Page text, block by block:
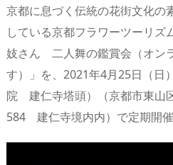
re
a
d
s
st
o
d
o
n
e
sk
y
m
bl
r
京都に息づく伝統の花街文化の
している京都フラワーツーリズ
妓さん 二人舞の鑑賞会（オン
す）」を、2021年4月25日（日
院 建仁寺塔頭）（京都市東山
584 建仁寺境内内）で定期開催